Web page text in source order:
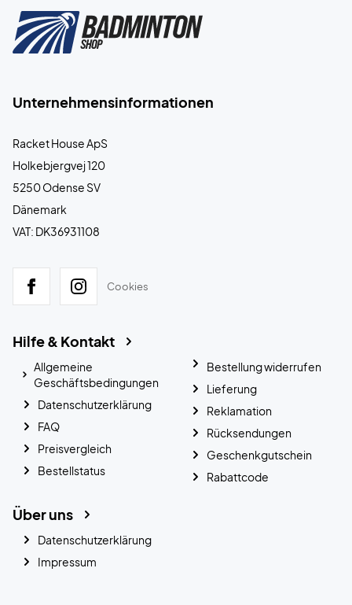
Unternehmensinformationen
Racket House ApS
Holkebjergvej 120
5250 Odense SV
Dänemark
VAT: DK36931108
Cookies
Hilfe & Kontakt
Allgemeine
Geschäftsbedingungen
Datenschutzerklärung
FAQ
Preisvergleich
Bestellstatus
Bestellung widerrufen
Lieferung
Reklamation
Rücksendungen
Geschenkgutschein
Rabattcode
Über uns
Datenschutzerklärung
Impressum